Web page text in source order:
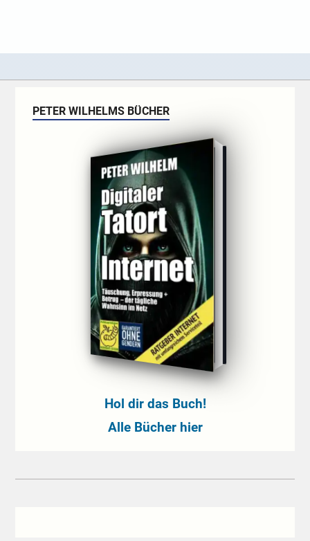
PETER WILHELMS BÜCHER
Hol dir das Buch!
Alle Bücher hier